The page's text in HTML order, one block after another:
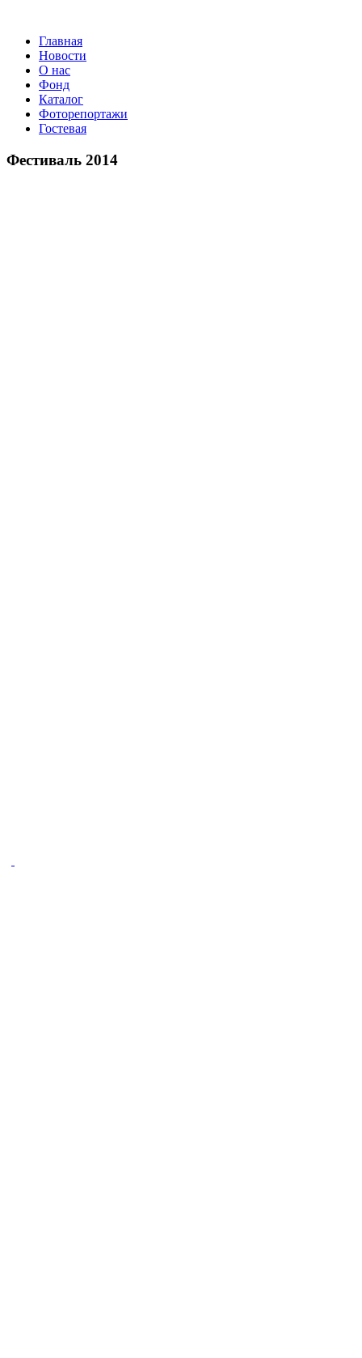
Главная
Новости
О нас
Фонд
Каталог
Фоторепортажи
Гостевая
Фестиваль 2014